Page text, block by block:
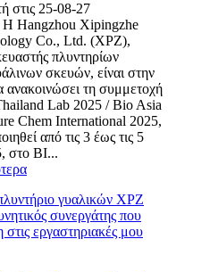
στις 25-08-27
Η Hangzhou Xipingzhe
Co., Ltd. (XPZ),
πλυντηρίων
σκευών, είναι στην
ανακοινώσει τη συμμετοχή
Lab 2025 / Bio Asia
Chem International 2025,
από τις 3 έως τις 5
στο BI...